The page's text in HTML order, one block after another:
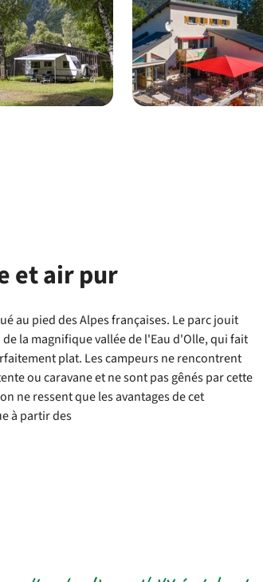
et air pur
au pied des Alpes françaises. Le parc jouit
la magnifique vallée de l'Eau d'Olle, qui fait
plat. Les campeurs ne rencontrent
ou caravane et ne sont pas gênés par cette
ne ressent que les avantages de cet
à partir des